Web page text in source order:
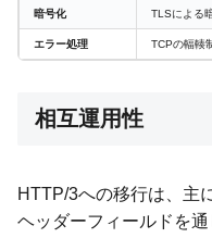
暗号化 TLSによる
エラー処理 TCPの輻輳
相互運用性
HTTP/3への移行は、主
ヘッダーフィールドを